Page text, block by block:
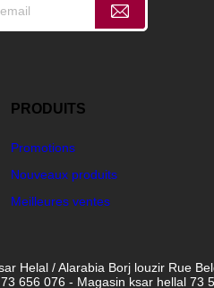
PRODUITS
Promotions
Nouveaux produits
Meilleures ventes
Helal / Alarabia Borj louzir Rue
656 076 - Magasin ksar hellal 73